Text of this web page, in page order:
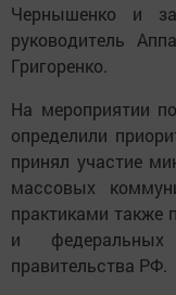
Чернышенко и
руководитель
Григоренко.
На мероприятии
определили
принял участие
массовых
практиками также
и
правительства РФ.